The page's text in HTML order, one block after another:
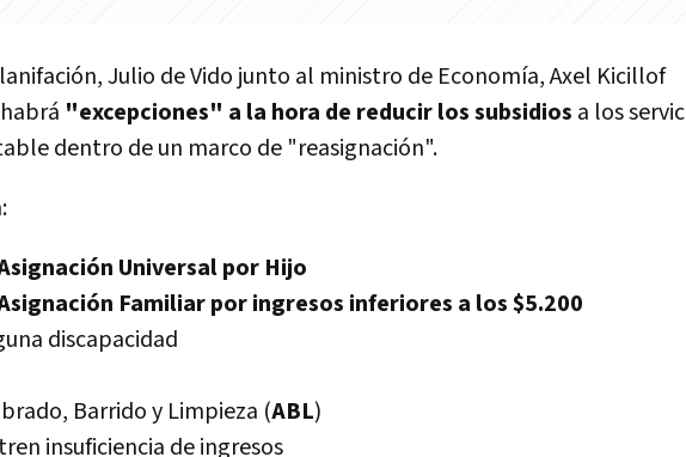
Julio de Vido junto al ministro de Economía, Axel Kicillof
"excepciones" a la hora de reducir los subsidios a los
dentro de un marco de "reasignación".
Universal por Hijo
Familiar por ingresos inferiores a los $5.200
discapacidad
Barrido y Limpieza (ABL)
insuficiencia de ingresos